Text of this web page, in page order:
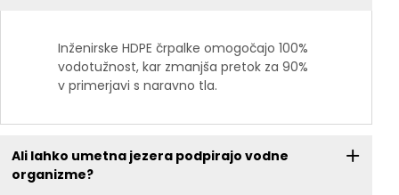
Inženirske HDPE črpalke omogočajo 100%
vodotužnost, kar zmanjša pretok za 90%
v primerjavi s naravno tla.
Ali lahko umetna jezera podpirajo vodne
organizme?